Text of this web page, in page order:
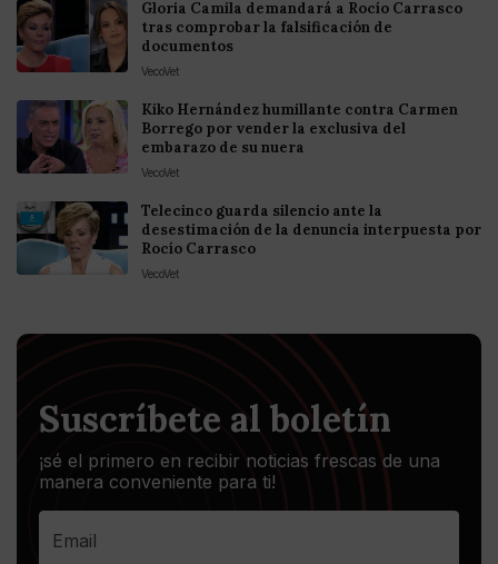
Gloria Camila demandará a Rocío Carrasco
tras comprobar la falsificación de
documentos
VecoVet
Kiko Hernández humillante contra Carmen
Borrego por vender la exclusiva del
embarazo de su nuera
VecoVet
Telecinco guarda silencio ante la
desestimación de la denuncia interpuesta por
Rocío Carrasco
VecoVet
Suscríbete al boletín
¡sé el primero en recibir noticias frescas de una
manera conveniente para ti!